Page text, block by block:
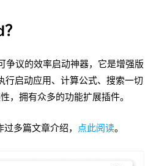
争议的效率启动神器，它是增强版
启动应用、计算公式、搜索一切
，拥有众多的功能扩展插件。
多篇文章介绍， 点此阅读。